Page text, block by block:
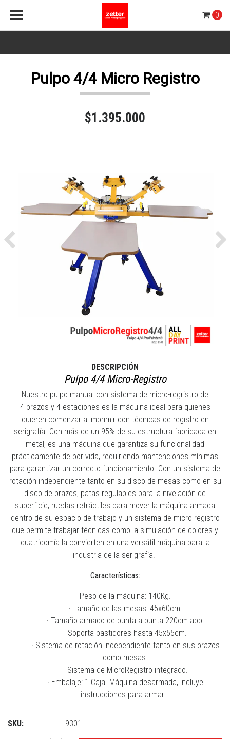
0
Pulpo 4/4 Micro Registro
$1.395.000
Previous
DESCRIPCIÓN
Pulpo 4/4 Micro-Registro
Nuestro pulpo manual con sistema de micro-regristro de
4 brazos y 4 estaciones es la máquina ideal para quienes
quieren comenzar a imprimir con técnicas de registro en
serigrafía. Con más de un 95% de su estructura fabricada en
metal, es una máquina que garantiza su funcionalidad
prácticamente de por vida, requiriendo mantenciones mínimas
para garantizar un correcto funcionamiento. Con un sistema de
rotación independiente tanto en su disco de mesas como en su
disco de brazos, patas regulables para la nivelación de
superficie, ruedas retráctiles para mover la máquina armada
dentro de su espacio de trabajo y un sistema de micro-registro
que permite trabajar técnicas como la simulación de colores y
cuatricomía la convierten en una versátil máquina para la
industria de la serigrafía.
Características:
· Peso de la máquina: 140Kg.
· Tamaño de las mesas: 45x60cm.
· Tamaño armado de punta a punta 220cm app.
· Soporta bastidores hasta 45x55cm.
· Sistema de rotación independiente tanto en sus brazos
como mesas.
· Sistema de MicroRegistro integrado.
· Embalaje: 1 Caja. Máquina desarmada, incluye
instrucciones para armar.
SKU: 9301